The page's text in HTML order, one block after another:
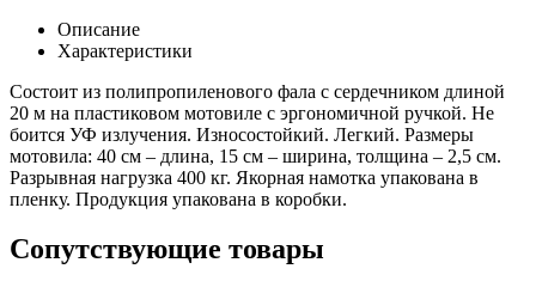
Описание
Характеристики
Состоит из полипропиленового фала с сердечником длиной
20 м на пластиковом мотовиле с эргономичной ручкой. Не
боится УФ излучения. Износостойкий. Легкий. Размеры
мотовила: 40 см – длина, 15 см – ширина, толщина – 2,5 см.
Разрывная нагрузка 400 кг. Якорная намотка упакована в
пленку. Продукция упакована в коробки.
Сопутствующие товары